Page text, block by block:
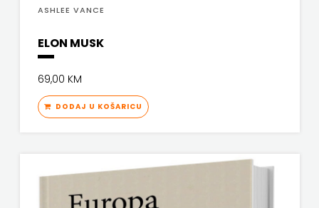
ASHLEE VANCE
ELON MUSK
69,00 KM
DODAJ U KOŠARICU